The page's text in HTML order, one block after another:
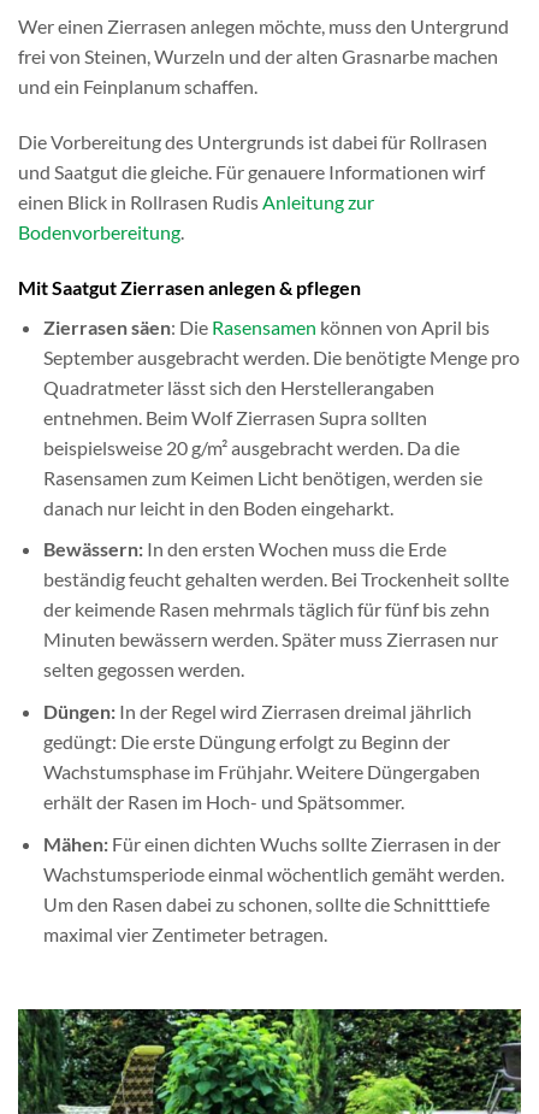
Wer einen Zierrasen anlegen möchte, muss den Untergrund
frei von Steinen, Wurzeln und der alten Grasnarbe machen
und ein Feinplanum schaffen.
Die Vorbereitung des Untergrunds ist dabei für Rollrasen
und Saatgut die gleiche. Für genauere Informationen wirf
einen Blick in Rollrasen RudisAnleitung zur
Bodenvorbereitung.
Mit Saatgut Zierrasen anlegen & pflegen
Zierrasen säen: Die Rasensamen können von April bis
September ausgebracht werden. Die benötigte Menge pro
Quadratmeter lässt sich den Herstellerangaben
entnehmen. Beim Wolf Zierrasen Supra sollten
beispielsweise 20 g/m² ausgebracht werden. Da die
Rasensamen zum Keimen Licht benötigen, werden sie
danach nur leicht in den Boden eingeharkt.
Bewässern:In den ersten Wochen muss die Erde
beständig feucht gehalten werden. Bei Trockenheit sollte
der keimende Rasen mehrmals täglich für fünf bis zehn
Minuten bewässern werden. Später muss Zierrasen nur
selten gegossen werden.
Düngen:In der Regel wird Zierrasen dreimal jährlich
gedüngt: Die erste Düngung erfolgt zu Beginn der
Wachstumsphase im Frühjahr. Weitere Düngergaben
erhält der Rasen im Hoch- und Spätsommer.
Mähen:Für einen dichten Wuchs sollte Zierrasen in der
Wachstumsperiode einmal wöchentlich gemäht werden.
Um den Rasen dabei zu schonen, sollte die Schnitttiefe
maximal vier Zentimeter betragen.